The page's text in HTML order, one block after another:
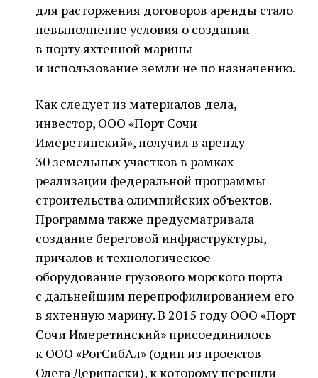
для расторжения договоров аренды стало
невыполнение условия о создании
в порту яхтенной марины
и использование земли не по назначению.
Как следует из материалов дела,
инвестор, ООО «Порт Сочи
Имеретинский», получил в аренду
30 земельных участков в рамках
реализации федеральной программы
строительства олимпийских объектов.
Программа также предусматривала
создание береговой инфраструктуры,
причалов и технологическое
оборудование грузового морского порта
с дальнейшим перепрофилированием его
в яхтенную марину. В 2015 году ООО «Порт
Сочи Имеретинский» присоединилось
к ООО «РогСибАл» (один из проектов
Олега Дерипаски), к которому перешли